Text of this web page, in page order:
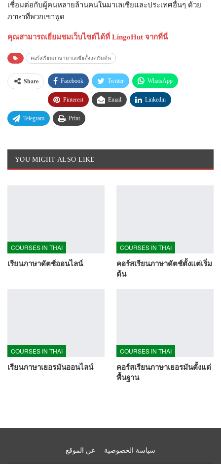
เชื่อมต่อกับผู้คนหลายล้านคนในมาเลเซียและประเทศอื่นๆ ด้วย
ภาษาที่พวกเขาพูด
คุณสามารถเยี่ยมชมเว็บไซต์ได้ที่ LingoHut จากที่นี่
คอร์สเรียนภาษามาเลเซียตั้งแต่เริ่มต้น
Share Facebook Twitter WhatsApp
Pinterest Email Linkedin
Telegram Print
YOU MIGHT ALSO LIKE
COURSES IN THAI
เรียนภาษาดัตช์ออนไลน์
COURSES IN THAI
คอร์สเรียนภาษาดัตช์ตั้งแต่เริ่ม
ต้น
COURSES IN THAI
เรียนภาษาเยอรมันออนไลน์
COURSES IN THAI
คอร์สเรียนภาษาเยอรมันตั้งแต่
พื้นฐาน
عن الموقع سياسة الخصوصية